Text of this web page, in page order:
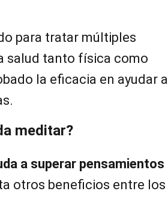
para tratar múltiples
salud tanto física como
la eficacia en ayudar a
meditar?
a superar pensamientos
otros beneficios entre los